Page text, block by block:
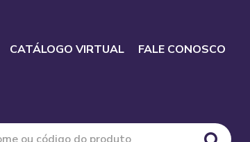
CATÁLOGO VIRTUAL FALE CONOSCO